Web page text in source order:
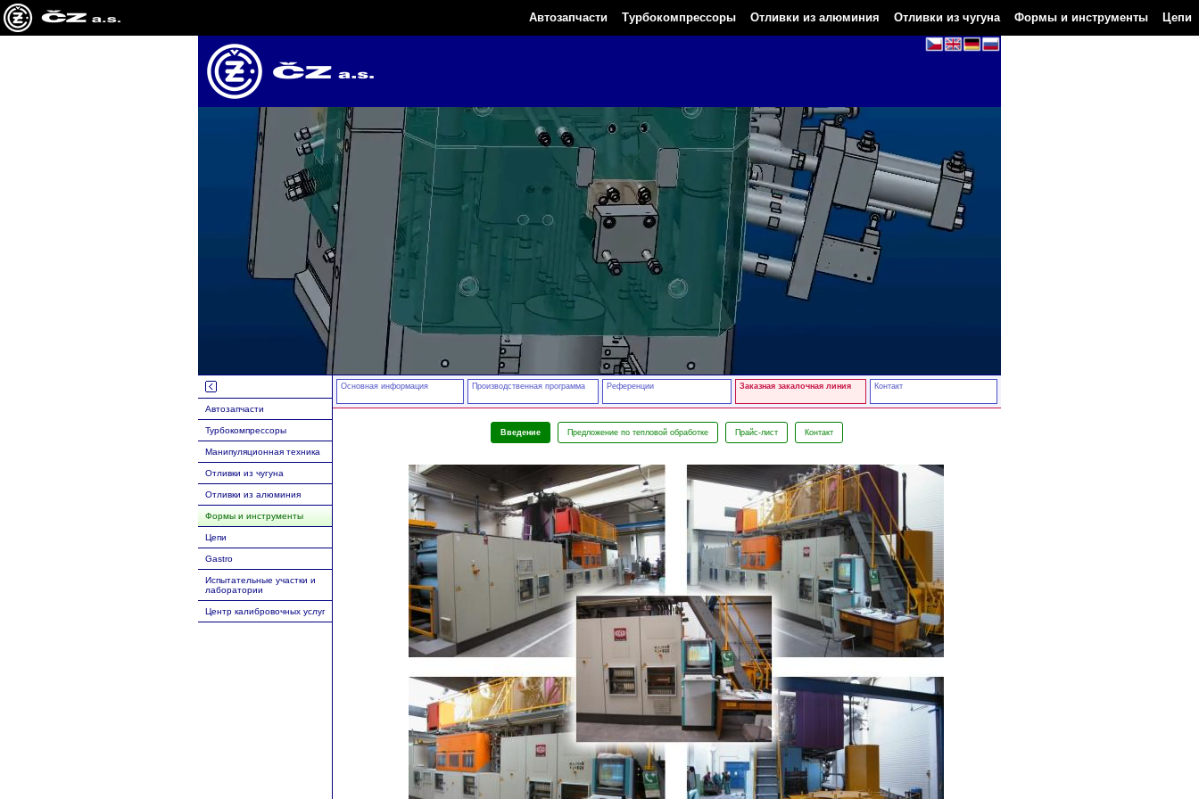
Автозапчасти Турбокомпрессоры Отливки из алюминия Отливки из чугуна Формы и инструменты Цепи
Автозапчасти
Турбокомпрессоры
Манипуляционная техника
Отливки из чугуна
Отливки из алюминия
Формы и инструменты
Цепи
Gastro
Испытательные участки и
лаборатории
Центр калибровочных услуг
Основная информация Производственная программа Референции Заказная закалочная линия Контакт
Введение Предложение по тепловой обработке Прайс-лист Контакт